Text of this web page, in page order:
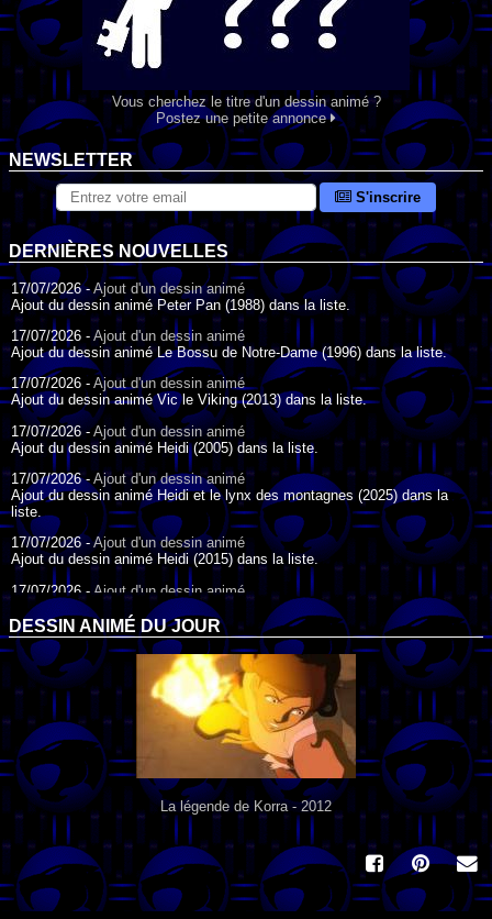
Vous cherchez le titre d'un dessin animé ?
Postez une petite annonce
NEWSLETTER
S'inscrire
DERNIÈRES NOUVELLES
17/07/2026 -Ajout d'un dessin animé
Ajout du dessin animé Peter Pan (1988) dans la liste.
17/07/2026 - Ajout d'un dessin animé
Ajout du dessin animé Le Bossu de Notre-Dame (1996) dans la liste.
17/07/2026 - Ajout d'un dessin animé
Ajout du dessin animé Vic le Viking (2013) dans la liste.
17/07/2026 -Ajout d'un dessin animé
Ajout du dessin animé Heidi (2005) dans la liste.
17/07/2026 - Ajout d'un dessin animé
Ajout du dessin animé Heidi et le lynx des montagnes (2025) dans la
liste.
17/07/2026 -Ajout d'un dessin animé
Ajout du dessin animé Heidi (2015) dans la liste.
17/07/2026 - Ajout d'un dessin animé
Ajout du dessin animé Heidi (1995) dans la liste.
09/07/2026 -Ajout d'un dessin animé
Ajout du dessin animé Genki l'Aventurier de la Chance (2006) dans la
liste.
04/07/2026 -
Ajout d'un dessin animé
Ajout du dessin animé Vilain Petit Canard (2000) dans la liste.
04/07/2026 - Ajout d'un dessin animé
Ajout du dessin animé Le Noël du vilain petit canard (2003) dans la liste.
DESSIN ANIMÉ DU JOUR
La légende de Korra - 2012